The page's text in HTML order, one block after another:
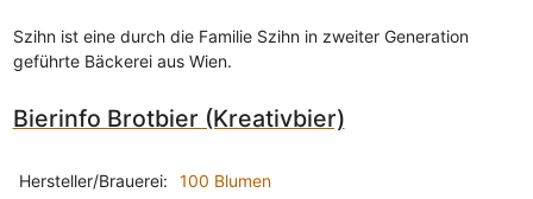
Szihn ist eine durch die Familie Szihn in zweiter Generation
geführte Bäckerei aus Wien.
Bierinfo Brotbier (Kreativbier)
Hersteller/Brauerei: 100 Blumen